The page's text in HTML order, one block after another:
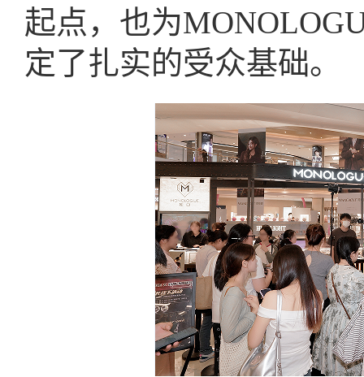
起点，也为
定了扎实的受众基础。